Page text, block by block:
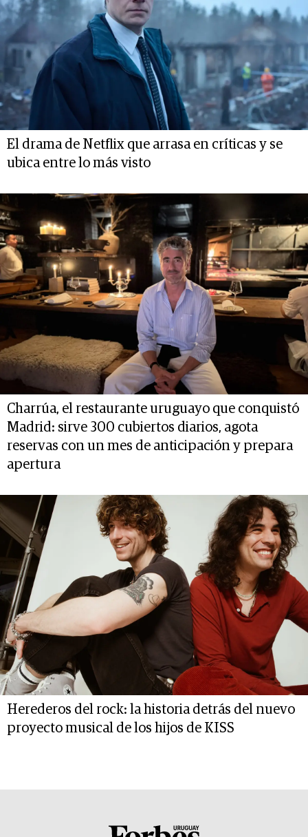
El drama de Netflix que arrasa en críticas y se
ubica entre lo más visto
Charrúa, el restaurante uruguayo que conquistó
Madrid: sirve 300 cubiertos diarios, agota
reservas con un mes de anticipación y prepara
apertura
Herederos del rock: la historia detrás del nuevo
proyecto musical de los hijos de KISS